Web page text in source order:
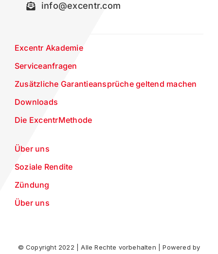
info@excentr.com
Excentr Akademie
Serviceanfragen
Zusätzliche Garantieansprüche geltend machen
Downloads
Die ExcentrMethode
Über uns
Soziale Rendite
Zündung
Über uns
© Copyright 2022 | Alle Rechte vorbehalten | Powered by